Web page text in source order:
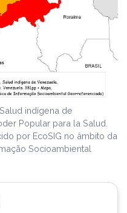
indígena de
Popular para la Salud.
por EcoSIG no âmbito da
Socioambiental